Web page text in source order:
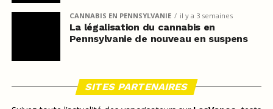
CANNABIS EN PENNSYLVANIE il y a 3 semaines
La légalisation du cannabis en
Pennsylvanie de nouveau en suspens
SITES PARTENAIRES